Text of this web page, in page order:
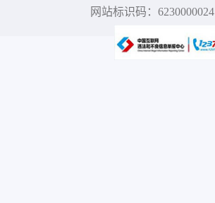
网站标识码：6230000024